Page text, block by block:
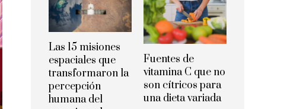
Las 15 misiones
espaciales que
transformaron la
percepción
humana del
Fuentes de
vitamina C que no
son cítricos para
una dieta variada